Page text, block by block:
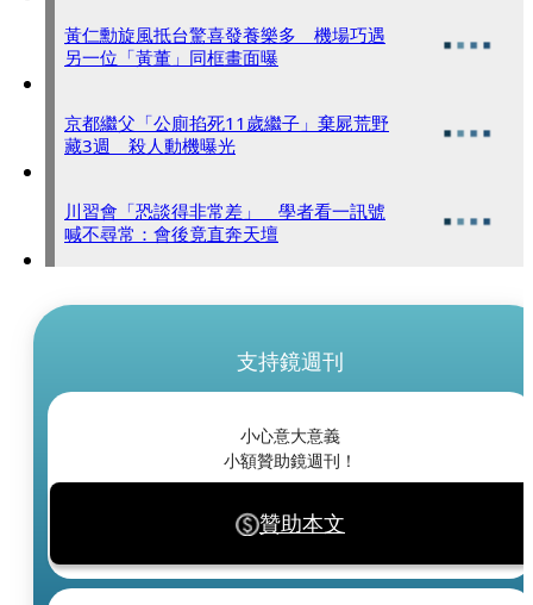
黃仁勳旋風抵台驚喜發養樂多 機場巧遇
另一位「黃董」同框畫面曝
京都繼父「公廁掐死11歲繼子」棄屍荒野
藏3週 殺人動機曝光
川習會「恐談得非常差」 學者看一訊號
喊不尋常：會後竟直奔天壇
支持鏡週刊
小心意大意義
小額贊助鏡週刊！
贊助本文